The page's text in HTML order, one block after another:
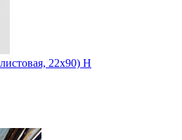
22х90) H